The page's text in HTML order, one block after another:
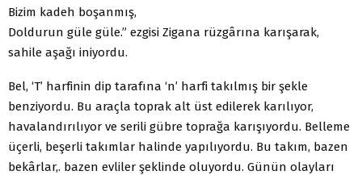
Bizim kadeh boşanmış,
Doldurun güle güle.” ezgisi Zigana rüzgârına karışarak,
sahile aşağı iniyordu.
Bel, ‘T’ harfinin dip tarafına ‘n’ harfi takılmış bir şekle
benziyordu. Bu araçla toprak alt üst edilerek karılıyor,
havalandırılıyor ve serili gübre toprağa karışıyordu. Belleme
üçerli, beşerli takımlar halinde yapılıyordu. Bu takım, bazen
bekârlar,. bazen evliler şeklinde oluyordu. Günün olayları